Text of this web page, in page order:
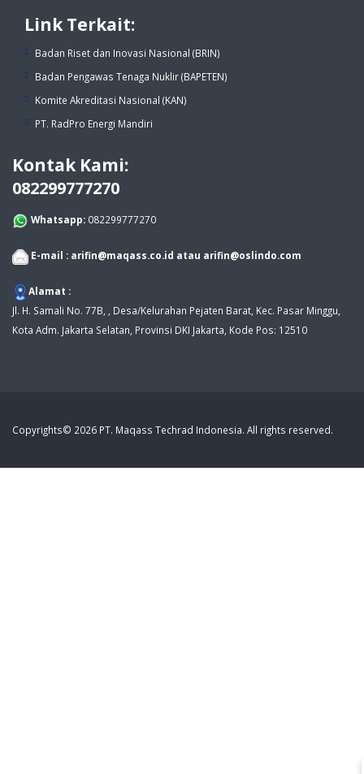
Link Terkait:
Badan Riset dan Inovasi Nasional (BRIN)
Badan Pengawas Tenaga Nuklir (BAPETEN)
Komite Akreditasi Nasional (KAN)
PT. RadPro Energi Mandiri
Kontak Kami:
082299777270
Whatsapp: 082299777270
E-mail : arifin@maqass.co.id atau arifin@oslindo.com
Alamat :
Jl. H. Samali No. 77B, , Desa/Kelurahan Pejaten Barat, Kec. Pasar Minggu,
Kota Adm. Jakarta Selatan, Provinsi DKI Jakarta, Kode Pos: 12510
Copyrights© 2026 PT. Maqass Techrad Indonesia. All rights reserved.